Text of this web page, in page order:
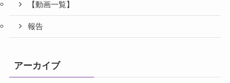
【動画一覧】
報告
アーカイブ